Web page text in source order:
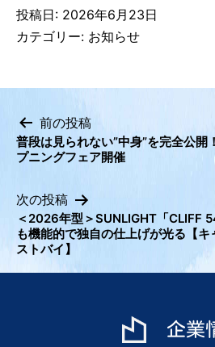
投稿日: 2026年6月23日
カテゴリー: お知らせ
投
稿
ナ
ビ
ゲ
ー
前の投稿
普段は見られない”中身”を完全公開
プニングフェア開催
次の投稿
＜2026年型＞SUNLIGHT「CLIFF
も機能的で独自の仕上げが光る【
ストバイ】
企業